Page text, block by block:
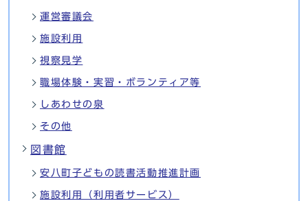
運営審議会
施設利用
視察見学
職場体験・実習・ボランティア等
しあわせの泉
その他
図書館
安八町子どもの読書活動推進計画
施設利用（利用者サービス）